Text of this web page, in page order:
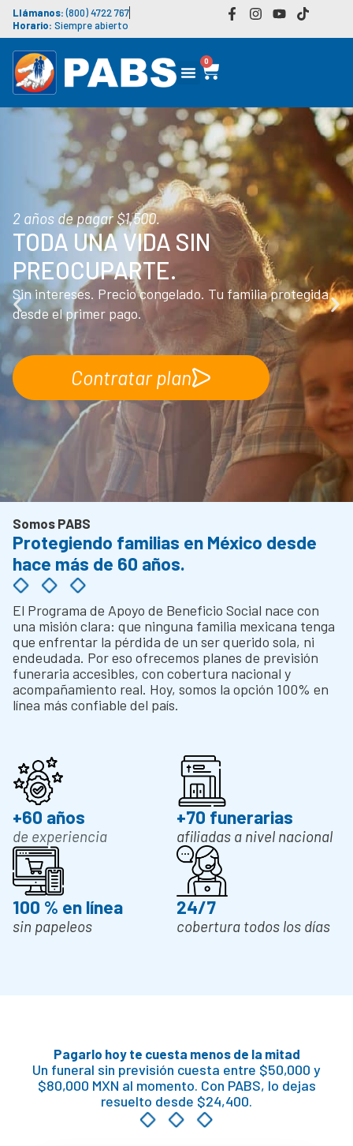
Llámanos:(800) 4722 767
Horario: Siempre abierto
0
Servicio funeraria
COBERTURA NACIONAL
INMEDIATA PARA TU FAMILIA.
Contrata tu plan en línea en minutos, de forma segura.
Contratar plan
Somos PABS
Protegiendo familias en México desde
hace más de 60 años.
El Programa de Apoyo de Beneficio Social nace con
una misión clara: que ninguna familia mexicana tenga
que enfrentar la pérdida de un ser querido sola, ni
endeudada. Por eso ofrecemos planes de previsión
funeraria accesibles, con cobertura nacional y
acompañamiento real. Hoy, somos la opción 100% en
línea más confiable del país.
de experiencia
+60 años
afiliadas a nivel nacional
+70 funerarias
sin papeleos
100 % en línea
cobertura todos los días
24/7
Pagarlo hoy te cuesta menos de la mitad
Un funeral sin previsión cuesta entre $50,000 y
$80,000 MXN al momento. Con PABS, lo dejas
resuelto desde $24,400.